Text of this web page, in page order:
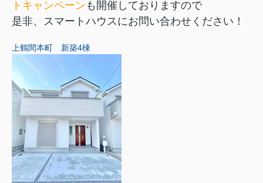
トキャンペーン も開催しておりますので
是非、スマートハウスにお問い合わせください！
上鶴間本町 新築4棟